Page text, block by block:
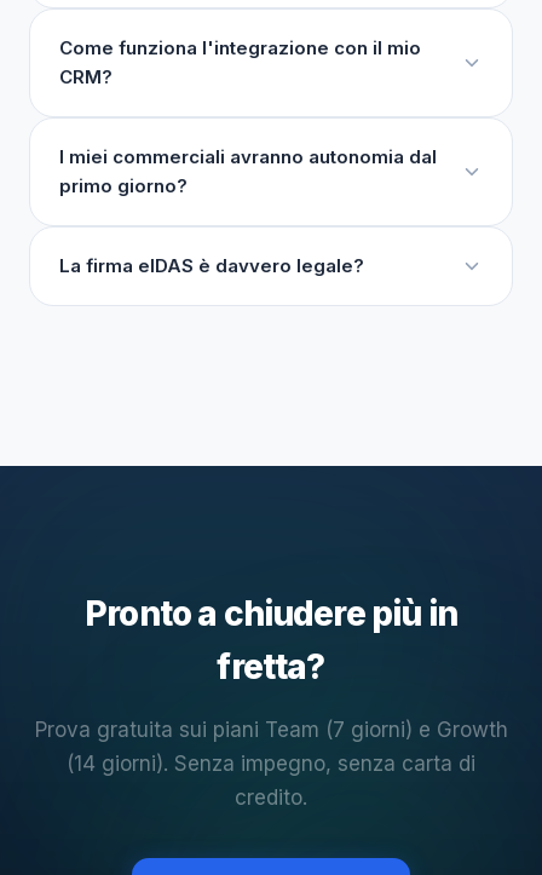
Come funziona l'integrazione con il mio
CRM?
I miei commerciali avranno autonomia dal
primo giorno?
La firma eIDAS è davvero legale?
Pronto a chiudere più in
fretta?
Prova gratuita sui piani Team (7 giorni) e Growth
(14 giorni). Senza impegno, senza carta di
credito.